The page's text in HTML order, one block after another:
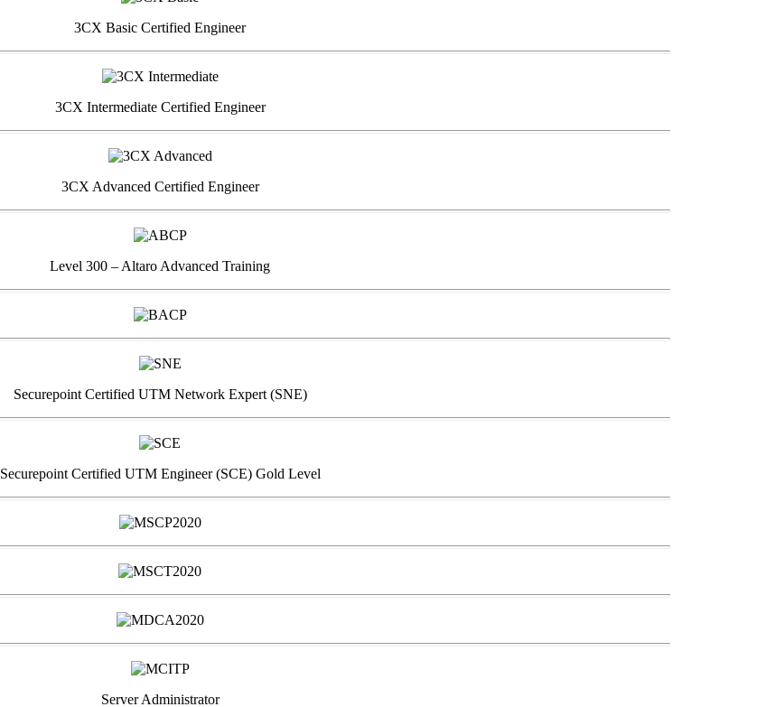
3CX Basic Certified Engineer
3CX Intermediate Certified Engineer
3CX Advanced Certified Engineer
Level 300 – Altaro Advanced Training
Securepoint Certified UTM Network Expert (SNE)
Securepoint Certified UTM Engineer (SCE) Gold Level
Server Administrator